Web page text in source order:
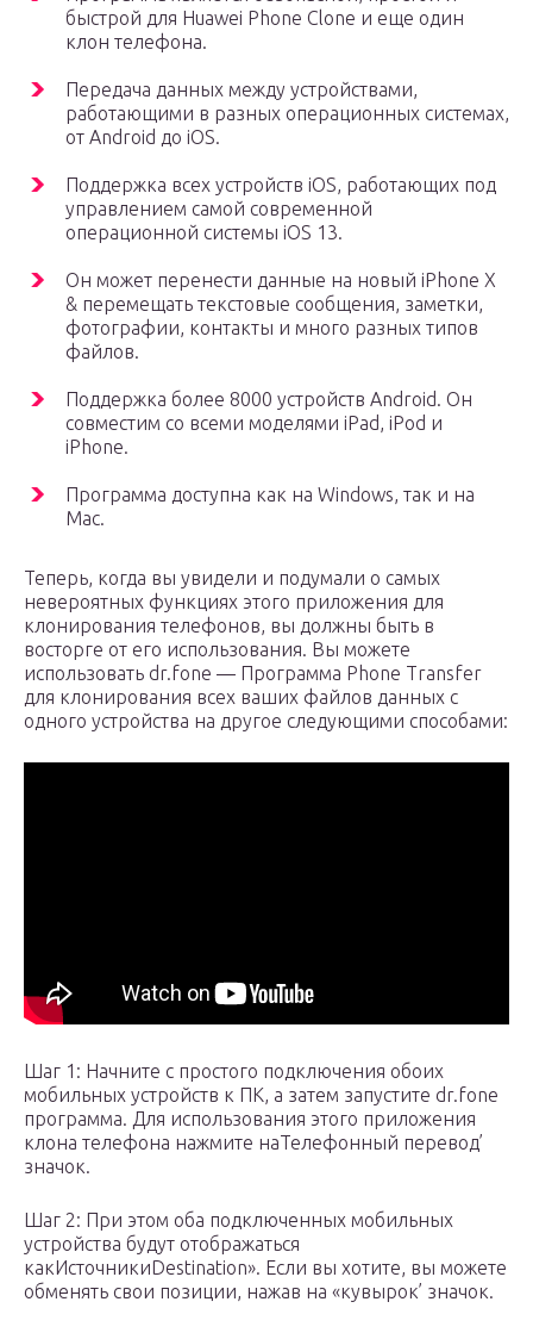
быстрой для Huawei Phone Clone и еще один
клон телефона.
Передача данных между устройствами,
работающими в разных операционных системах,
от Android до iOS.
Поддержка всех устройств iOS, работающих под
управлением самой современной
операционной системы iOS 13.
Он может перенести данные на новый iPhone X
& перемещать текстовые сообщения, заметки,
фотографии, контакты и много разных типов
файлов.
Поддержка более 8000 устройств Android. Он
совместим со всеми моделями iPad, iPod и
iPhone.
Программа доступна как на Windows, так и на
Mac.
Теперь, когда вы увидели и подумали о самых
невероятных функциях этого приложения для
клонирования телефонов, вы должны быть в
восторге от его использования. Вы можете
использовать dr.fone — Программа Phone Transfer
для клонирования всех ваших файлов данных с
одного устройства на другое следующими способами:
Шаг 1: Начните с простого подключения обоих
мобильных устройств к ПК, а затем запустите dr.fone
программа. Для использования этого приложения
клона телефона нажмите наТелефонный перевод’
значок.
Шаг 2: При этом оба подключенных мобильных
устройства будут отображаться
какИсточникиDestination». Если вы хотите, вы можете
обменять свои позиции, нажав на «кувырок’ значок.